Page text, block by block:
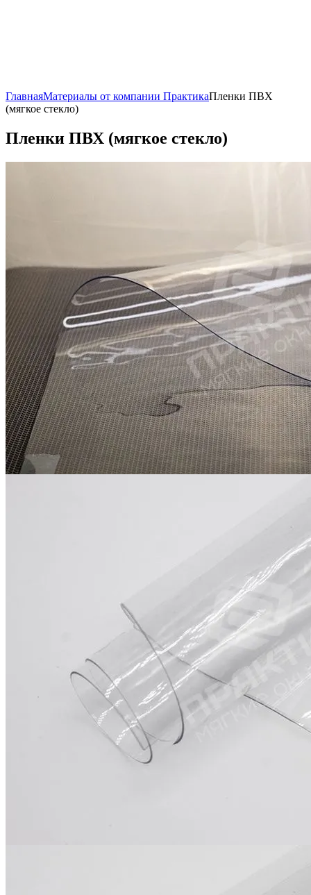
ГлавнаяМатериалы от компании ПрактикаПленки ПВХ
(мягкое стекло)
Пленки ПВХ (мягкое стекло)